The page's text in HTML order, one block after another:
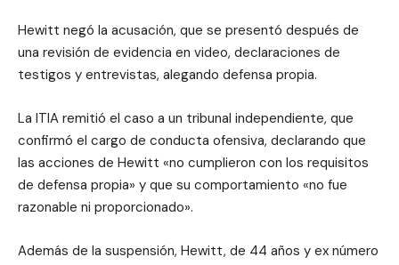
Hewitt negó la acusación, que se presentó después de
una revisión de evidencia en video, declaraciones de
testigos y entrevistas, alegando defensa propia.
La ITIA remitió el caso a un tribunal independiente, que
confirmó el cargo de conducta ofensiva, declarando que
las acciones de Hewitt «no cumplieron con los requisitos
de defensa propia» y que su comportamiento «no fue
razonable ni proporcionado».
Además de la suspensión, Hewitt, de 44 años y ex número